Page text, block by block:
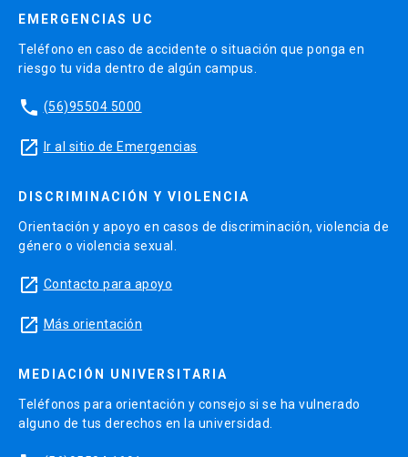
EMERGENCIAS UC
Teléfono en caso de accidente o situación que ponga en
riesgo tu vida dentro de algún campus.
phone (56)95504 5000
launch Ir al sitio de Emergencias
DISCRIMINACIÓN Y VIOLENCIA
Orientación y apoyo en casos de discriminación, violencia de
género o violencia sexual.
launch Contacto para apoyo
launch Más orientación
MEDIACIÓN UNIVERSITARIA
Teléfonos para orientación y consejo si se ha vulnerado
alguno de tus derechos en la universidad.